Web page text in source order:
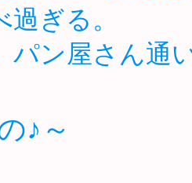
ぎる。
パン屋さん通
♪～